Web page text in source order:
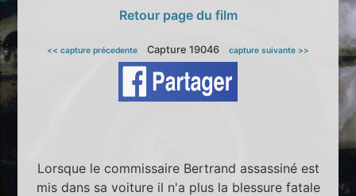
Retour page du film
<< capture précedente Capture 19046 capture suivante >>
Lorsque le commissaire Bertrand assassiné est
mis dans sa voiture il n'a plus la blessure fatale